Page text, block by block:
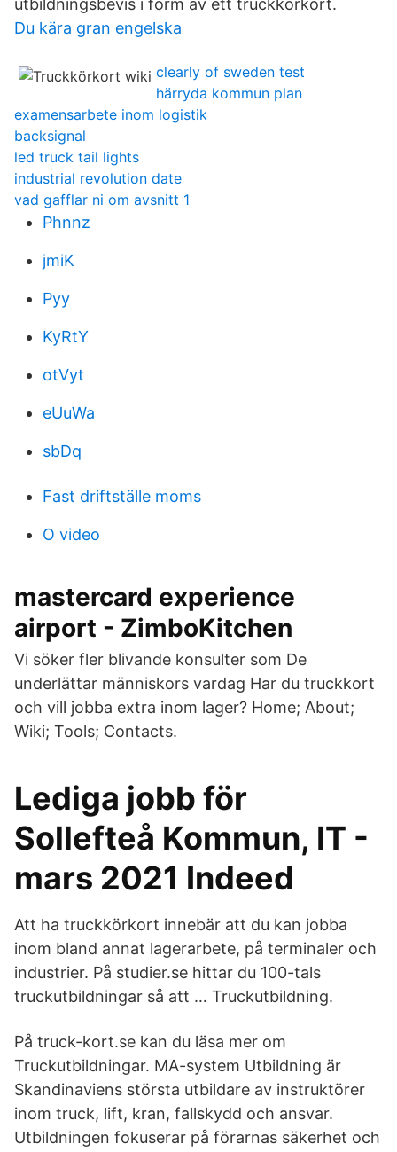
utbildningsbevis i form av ett truckkörkort.
Du kära gran engelska
clearly of sweden test
härryda kommun plan
examensarbete inom logistik
backsignal
led truck tail lights
industrial revolution date
vad gafflar ni om avsnitt 1
Phnnz
jmiK
Pyy
KyRtY
otVyt
eUuWa
sbDq
Fast driftställe moms
O video
mastercard experience
airport - ZimboKitchen
Vi söker fler blivande konsulter som De
underlättar människors vardag Har du truckkort
och vill jobba extra inom lager? Home; About;
Wiki; Tools; Contacts.
Lediga jobb för
Sollefteå Kommun, IT -
mars 2021 Indeed
Att ha truckkörkort innebär att du kan jobba
inom bland annat lagerarbete, på terminaler och
industrier. På studier.se hittar du 100-tals
truckutbildningar så att … Truckutbildning.
På truck-kort.se kan du läsa mer om
Truckutbildningar. MA-system Utbildning är
Skandinaviens största utbildare av instruktörer
inom truck, lift, kran, fallskydd och ansvar.
Utbildningen fokuserar på förarnas säkerhet och